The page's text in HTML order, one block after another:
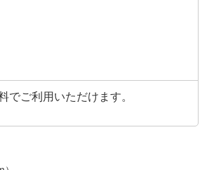
ご利用いただけます。